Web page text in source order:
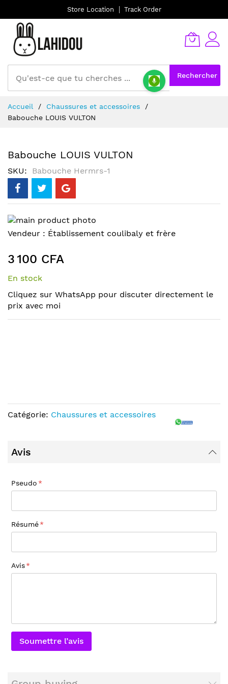
Store Location Track Order
Rechercher
au
contenu
Accueil
Chaussures et accessoires
Babouche LOUIS VULTON
Babouche LOUIS VULTON
SKU Babouche Hermrs-1
Skip
to
end
of
the
gallery
Skip
the
beginning
of
images
gallery
Vendeur : Établissement coulibaly et frère
3 100 CFA
En stock
Cliquez sur WhatsApp pour discuter directement le
prix avec moi
Catégorie: Chaussures et accessoires
Avis
Pseudo
Résumé
Avis
Soumettre l’avis